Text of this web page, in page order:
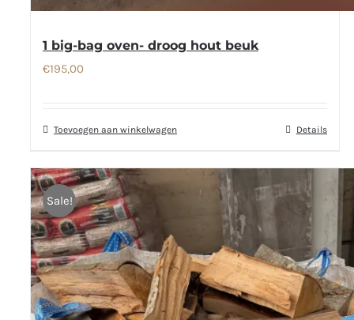
1 big-bag oven- droog hout beuk
€195,00
Toevoegen aan winkelwagen Details
Sale!